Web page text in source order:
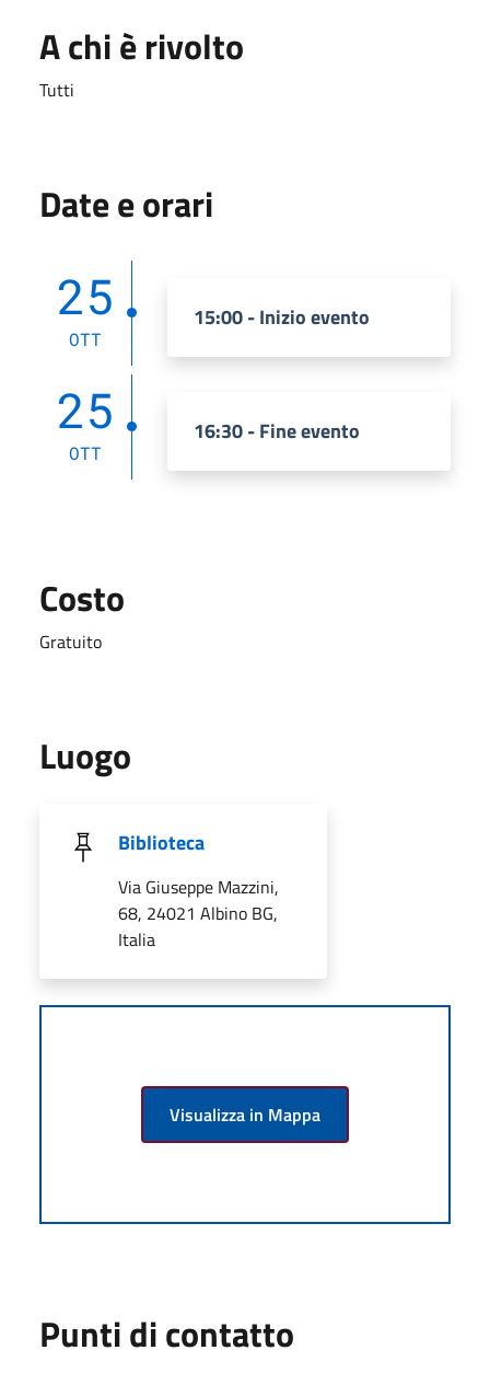
A chi è rivolto
Tutti
Date e orari
25
OTT
15:00 - Inizio evento
25
OTT
16:30 - Fine evento
Costo
Gratuito
Luogo
Biblioteca
Via Giuseppe Mazzini,
68, 24021 Albino BG,
Italia
Visualizza in Mappa
Punti di contatto